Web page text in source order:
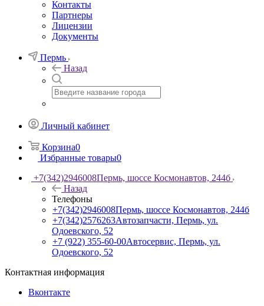
Контакты
Партнеры
Лицензии
Документы
Пермь
Назад
Личный кабинет
Корзина0
Избранные товары0
+7(342)2946008Пермь, шоссе Космонавтов, 244б
Назад
Телефоны
+7(342)2946008Пермь, шоссе Космонавтов, 244б
+7(342)2576263Автозапчасти, Пермь, ул.
Одоевского, 52
+7 (922) 355-60-00Автосервис, Пермь, ул.
Одоевского, 52
Контактная информация
Вконтакте